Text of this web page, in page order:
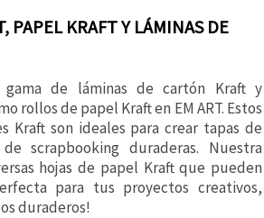
PAPEL KRAFT Y LÁMINAS DE
gama de láminas de cartón Kraft y
rollos de papel Kraft en EM ART. Estos
Kraft son ideales para crear tapas de
scrapbooking duraderas. Nuestra
hojas de papel Kraft que pueden
para tus proyectos creativos,
duraderos!